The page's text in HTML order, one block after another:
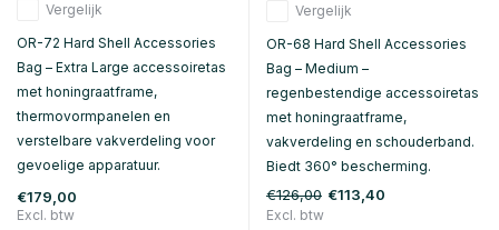
Vergelijk
OR-72 Hard Shell Accessories
Bag – Extra Large accessoiretas
met honingraatframe,
thermovormpanelen en
verstelbare vakverdeling voor
gevoelige apparatuur.
€179,00
Excl. btw
Vergelijk
OR-68 Hard Shell Accessories
Bag – Medium –
regenbestendige accessoiretas
met honingraatframe,
vakverdeling en schouderband.
Biedt 360° bescherming.
€126,00 €113,40
Excl. btw